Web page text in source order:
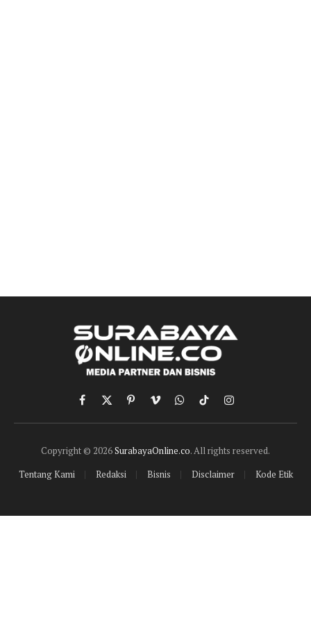
Facebook
X
(Twitter)
PinterestVimeoWhatsApp
TikTokInstagram
Copyright © 2026SurabayaOnline.co. All rights reserved.
Tentang Kami
Redaksi Bisnis Disclaimer Kode Etik